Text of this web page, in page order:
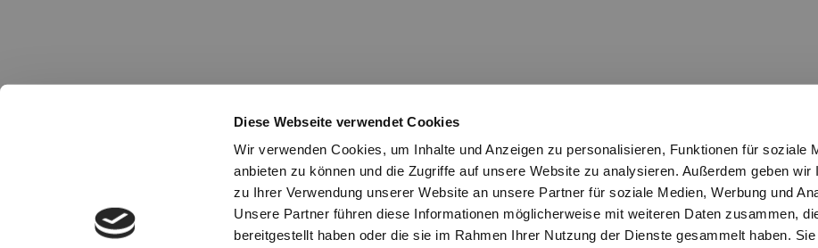
Diese Webseite verwendet Cookies
Wir verwenden Cookies, um Inhalte und Anzeigen zu personalisieren, Funktionen für soziale
anbieten zu können und die Zugriffe auf unsere Website zu analysieren. Außerdem geben wir
zu Ihrer Verwendung unserer Website an unsere Partner für soziale Medien, Werbung und
Unsere Partner führen diese Informationen möglicherweise mit weiteren Daten zusammen,
bereitgestellt haben oder die sie im Rahmen Ihrer Nutzung der Dienste gesammelt haben.